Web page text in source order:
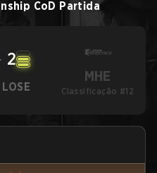
CoD Partida
2
LOSE
MHE
Classificação #12